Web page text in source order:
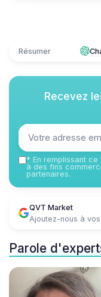
Résumer
Recevez
* En remplissant ce
à des fins
partenaires.
QVT Market
Ajoutez-nous à
Parole